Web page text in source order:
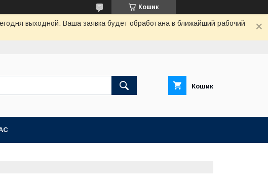
Кошик
выходной. Ваша заявка будет обработана в ближайший рабочий
Кошик